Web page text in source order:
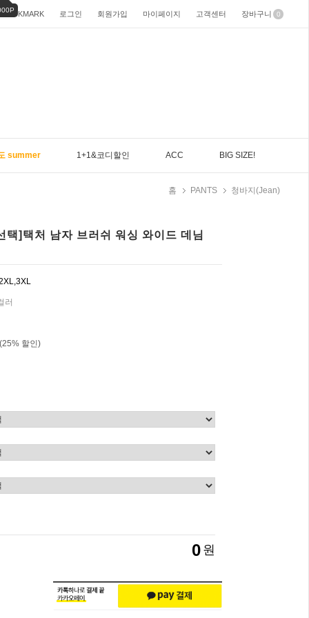
BOOKMARK 로그인 회원가입 마이페이지 고객센터 장바구니 0
summer 1+1&코디할인 ACC BIG SIZE!
홈 PANTS 청바지(Jean)
택]택처 남자 브러쉬 워싱 와이드 데님
러
(25% 할인)
0 원